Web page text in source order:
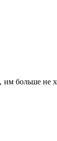
им больше не